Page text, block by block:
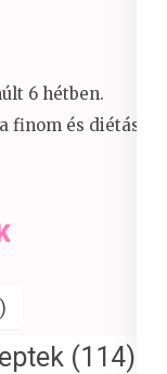
6 hétben.
finom és diétás
(114)